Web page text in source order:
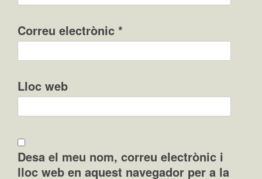
Correu electrònic *
Lloc web
Desa el meu nom, correu electrònic i
lloc web en aquest navegador per a la